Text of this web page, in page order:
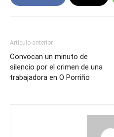
Artículo anterior
Convocan un minuto de
silencio por el crimen de una
trabajadora en O Porriño